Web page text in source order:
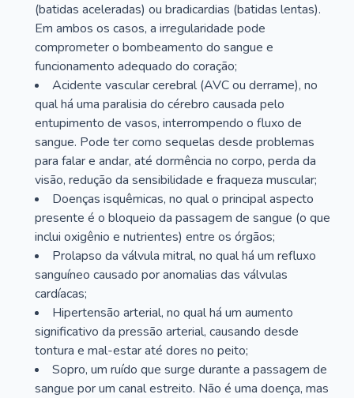
(batidas aceleradas) ou bradicardias (batidas lentas).
Em ambos os casos, a irregularidade pode
comprometer o bombeamento do sangue e
funcionamento adequado do coração;
Acidente vascular cerebral (AVC ou derrame), no
qual há uma paralisia do cérebro causada pelo
entupimento de vasos, interrompendo o fluxo de
sangue. Pode ter como sequelas desde problemas
para falar e andar, até dormência no corpo, perda da
visão, redução da sensibilidade e fraqueza muscular;
Doenças isquêmicas, no qual o principal aspecto
presente é o bloqueio da passagem de sangue (o que
inclui oxigênio e nutrientes) entre os órgãos;
Prolapso da válvula mitral, no qual há um refluxo
sanguíneo causado por anomalias das válvulas
cardíacas;
Hipertensão arterial, no qual há um aumento
significativo da pressão arterial, causando desde
tontura e mal-estar até dores no peito;
Sopro, um ruído que surge durante a passagem de
sangue por um canal estreito. Não é uma doença, mas